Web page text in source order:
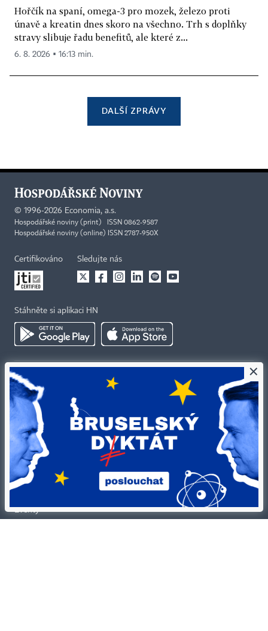
Hořčík na spaní, omega-3 pro mozek, železo proti
únavě a kreatin dnes skoro na všechno. Trh s doplňky
stravy slibuje řadu benefitů, ale které z...
6. 8. 2026 ▪ 16:13 min.
DALŠÍ ZPRÁVY
© 1996-2026 Economia, a.s.
Hospodářské noviny (print) ISSN 0862-9587
Hospodářské noviny (online) ISSN 2787-950X
Certifikováno Sledujte nás
Stáhněte si aplikaci HN
Kontakty
Tiráž redakce HN
Economia
Kariéra v HN
Ceník inzerce
Ochrana osobních údajů
Prohlášení o cookies
Nastavení soukromí
Všeobecné smluvní podmínky
Koupit / darovat předplatné
Eventy
×